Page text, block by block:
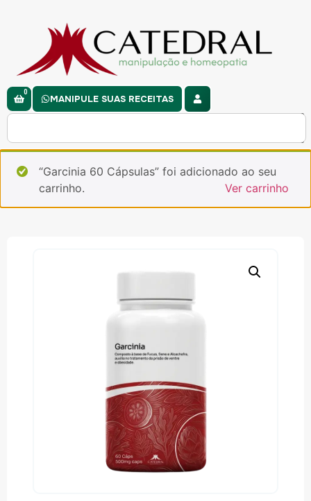
MANIPULE SUAS RECEITAS
0
“Garcinia 60 Cápsulas” foi adicionado ao seu
carrinho.
Ver carrinho